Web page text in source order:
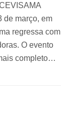
de março, em
regressa com
O evento
completo…